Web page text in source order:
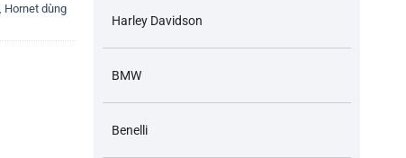
Hornet dùng
Harley Davidson
BMW
Benelli